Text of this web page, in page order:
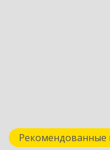
Рекомендованные